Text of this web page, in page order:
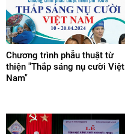
Chương trình phẫu thuật từ
thiện "Thắp sáng nụ cười Việt
Nam"